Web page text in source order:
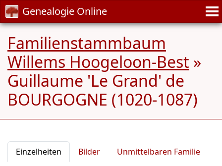
Genealogie Online
Familienstammbaum
Willems Hoogeloon-Best »
Guillaume 'Le Grand' de
BOURGOGNE (1020-1087)
Einzelheiten Bilder
Unmittelbaren Familie